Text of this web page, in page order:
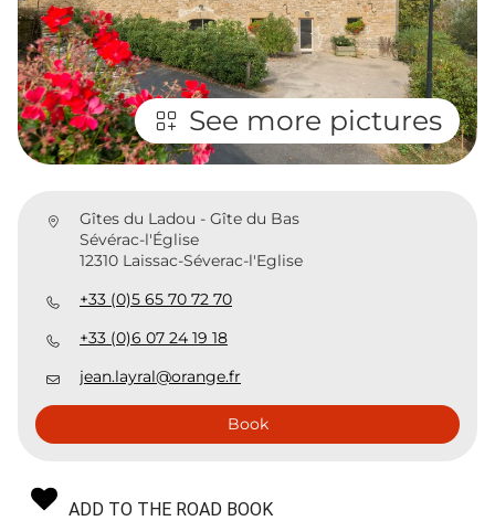
See more pictures
Gîtes du Ladou - Gîte du Bas
Sévérac-l'Église
12310 Laissac-Séverac-l'Eglise
+33 (0)5 65 70 72 70
+33 (0)6 07 24 19 18
jean.layral@orange.fr
Book
ADD TO THE ROAD BOOK